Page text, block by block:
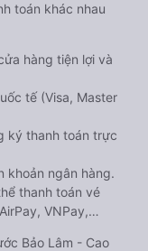
toán khác nhau
hàng tiện lợi và
tế (Visa, Master
ký thanh toán trực
khoản ngân hàng.
thanh toán vé
VNPay,…
Bảo Lâm - Cao